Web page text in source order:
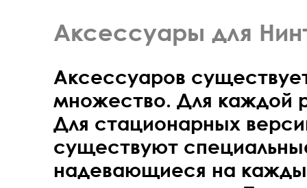
Аксессуары для
Аксессуаров
множество. Для каждой
Для стационарных
существуют
надевающиеся на